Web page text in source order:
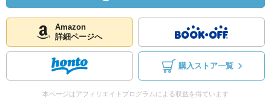
Amazon
詳細ページへ
購入ストア一覧
本ページはアフィリエイトプログラムによる収益を得ています